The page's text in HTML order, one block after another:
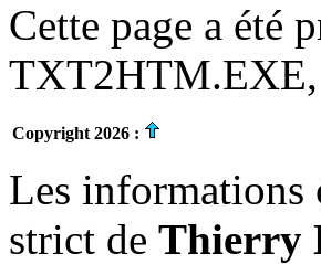
Cette page a été
TXT2HTM.EXE,
Copyright 2026 :
Les informations
strict de Thierry